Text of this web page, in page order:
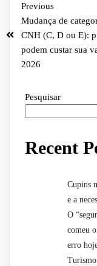
Previous
Mudança de
CNH (C, D ou E):
podem custar sua
2026
Pesquisar
Recent
Cupins
e a
O
comeu
erro
Turismo